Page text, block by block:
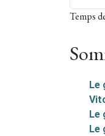
Temps
Le
Le
Le